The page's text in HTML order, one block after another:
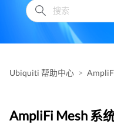
Ubiquiti 帮助中心
AmpliFi Mesh 系